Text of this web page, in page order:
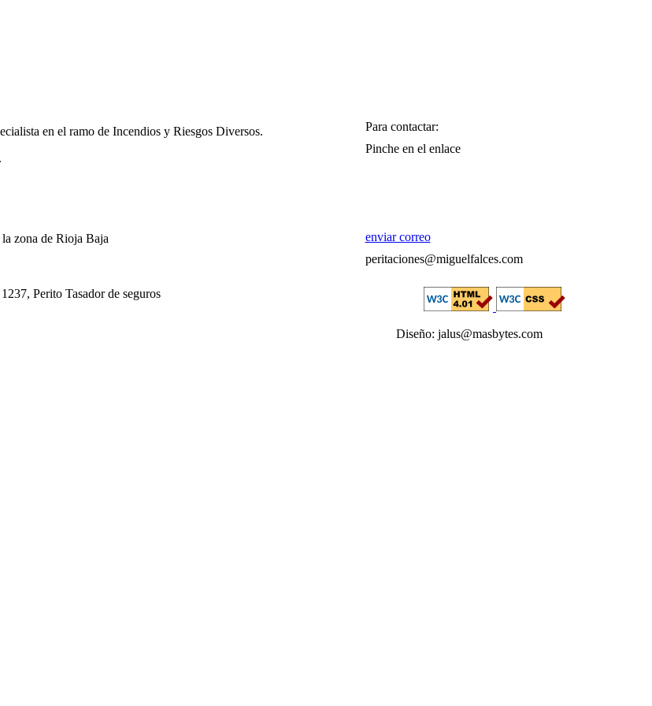
en el ramo de Incendios y Riesgos Diversos.
zona de Rioja Baja
Para contactar:
Pinche en el enlace
enviar correo
peritaciones@miguelfalces.com
Perito Tasador de seguros
Diseño: jalus@masbytes.com